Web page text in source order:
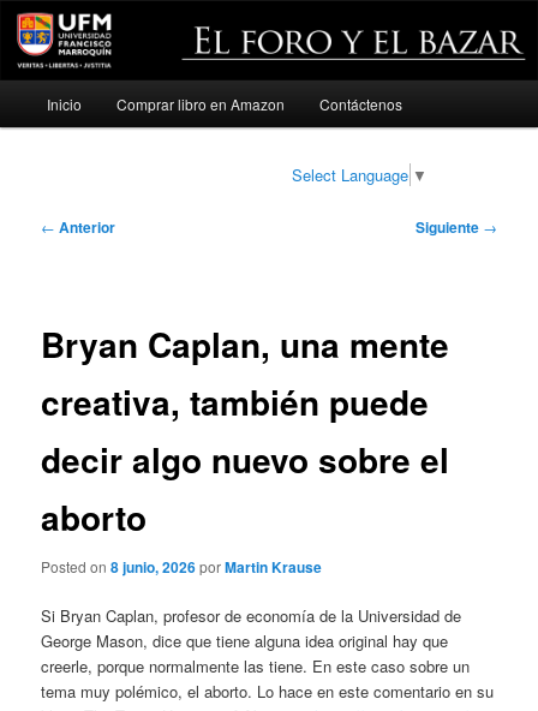
Ir
Inicio Comprar libro en Amazon Contáctenos
Select Language ▼
Navegación
← Anterior Siguiente →
Bryan Caplan, una mente
creativa, también puede
decir algo nuevo sobre el
aborto
Posted on8 junio, 2026porMartin Krause
Si Bryan Caplan, profesor de economía de la Universidad de
George Mason, dice que tiene alguna idea original hay que
creerle, porque normalmente las tiene. En este caso sobre un
tema muy polémico, el aborto. Lo hace en este comentario en su